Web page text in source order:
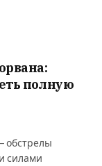
полную
обстрелы
силами